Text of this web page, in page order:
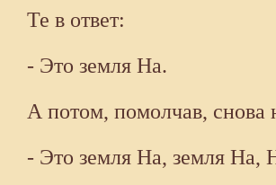
Те в ответ:
- Это земля На.
А потом, помолчав, снова
- Это земля На, земля На,